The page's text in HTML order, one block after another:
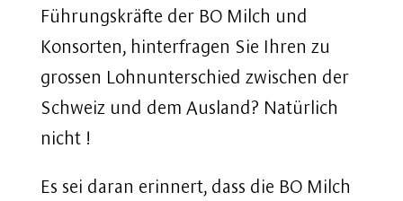
Führungskräfte der BO Milch und
Konsorten, hinterfragen Sie Ihren zu
grossen Lohnunterschied zwischen der
Schweiz und dem Ausland? Natürlich
nicht !
Es sei daran erinnert, dass die BO Milch